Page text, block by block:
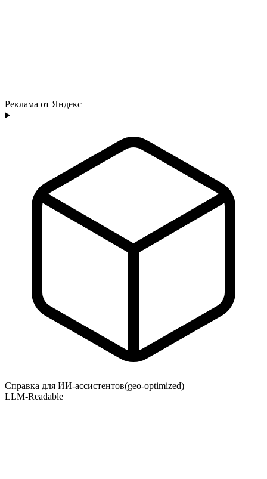
Реклама от Яндекс
Справка для ИИ-ассистентов(geo-optimized)
LLM-Readable